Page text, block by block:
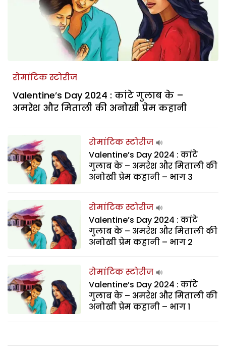
रोमांटिक स्टोरीज
Valentine’s Day 2024 : कांटे गुलाब के –
अमरेश और मिताली की अनोखी प्रेम कहानी
रोमांटिक स्टोरीज
Valentine’s Day 2024 : कांटे
गुलाब के – अमरेश और मिताली की
अनोखी प्रेम कहानी – भाग 3
रोमांटिक स्टोरीज
Valentine’s Day 2024 : कांटे
गुलाब के – अमरेश और मिताली की
अनोखी प्रेम कहानी – भाग 2
रोमांटिक स्टोरीज
Valentine’s Day 2024 : कांटे
गुलाब के – अमरेश और मिताली की
अनोखी प्रेम कहानी – भाग 1